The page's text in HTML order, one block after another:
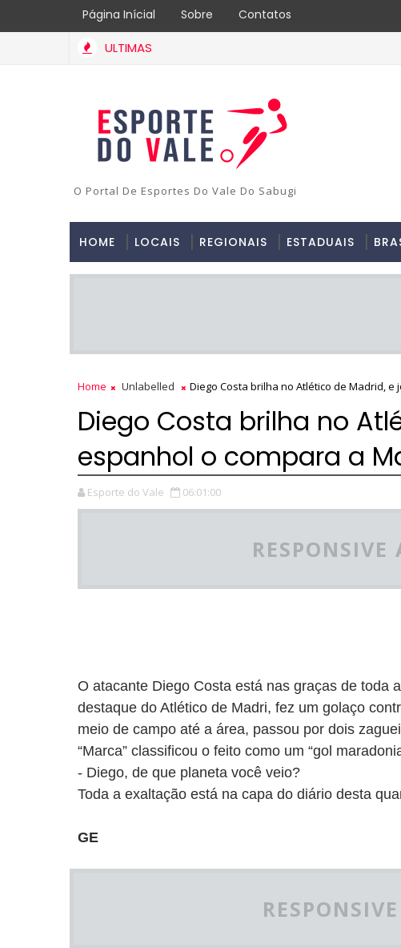
Página Inícial Sobre Contatos
ULTIMAS
O Portal De Esportes Do Vale Do Sabugi
HOME LOCAIS REGIONAIS ESTADUAIS
Home Unlabelled Diego Costa brilha no Atlético de Madrid,
Diego Costa brilha no
espanhol o compara a
Esporte do Vale 06:01:00
O atacante Diego Costa está nas graças de toda
destaque do Atlético de Madri, fez um golaço
meio de campo até a área, passou por dois
“Marca” classificou o feito como um “gol
- Diego, de que planeta você veio?
Toda a exaltação está na capa do diário desta
GE